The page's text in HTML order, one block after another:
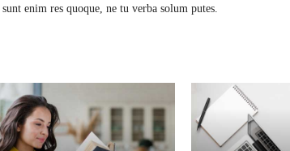
enim res quoque, ne tu verba solum putes.